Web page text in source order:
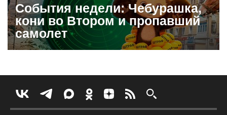
События недели: Чебурашка,
кони во Втором и пропавший
самолет